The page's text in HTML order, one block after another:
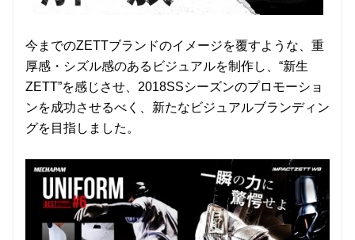
今までのZETTブランドのイメージを覆すような、重
厚感・シズル感のあるビジュアルを制作し、“新生
ZETT”を感じさせ、2018SSシーズンのプロモーショ
ンを成功させるべく、新たなビジュアルブランディン
グを目指しました。